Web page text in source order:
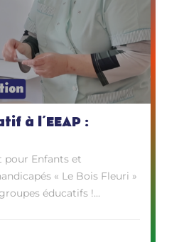
à l’EEAP :
pour Enfants et
« Le Bois Fleuri »
éducatifs !...